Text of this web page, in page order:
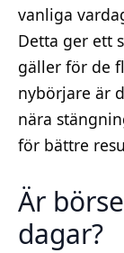
vanliga
Detta ger ett
gäller för de
nybörjare är
nära
för bättre
Är
dagar?